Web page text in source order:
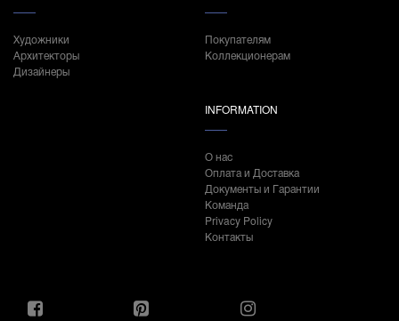
Художники
Архитекторы
Дизайнеры
Покупателям
Коллекционерам
INFORMATION
О нас
Оплата и Доставка
Документы и Гарантии
Команда
Privacy Policy
Контакты